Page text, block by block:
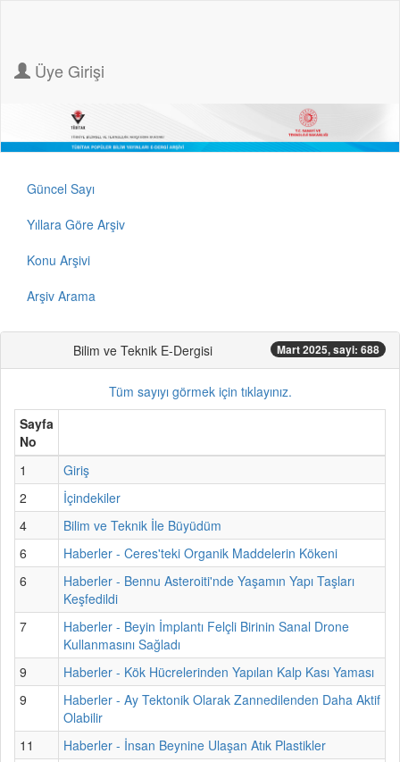
Üye Girişi
Güncel Sayı
Yıllara Göre Arşiv
Konu Arşivi
Arşiv Arama
Bilim ve Teknik E-Dergisi Mart 2025, sayi: 688
Tüm sayıyı görmek için tıklayınız.
Sayfa
No
1
Giriş
2
İçindekiler
4
Bilim ve Teknik İle Büyüdüm
6
Haberler - Ceres'teki Organik Maddelerin Kökeni
6
Haberler - Bennu Asteroiti'nde Yaşamın Yapı Taşları
Keşfedildi
7
Haberler - Beyin İmplantı Felçli Birinin Sanal Drone
Kullanmasını Sağladı
9
Haberler - Kök Hücrelerinden Yapılan Kalp Kası Yaması
9
Haberler - Ay Tektonik Olarak Zannedilenden Daha Aktif
Olabilir
11
Haberler - İnsan Beynine Ulaşan Atık Plastikler